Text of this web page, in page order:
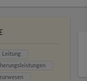
Leitung